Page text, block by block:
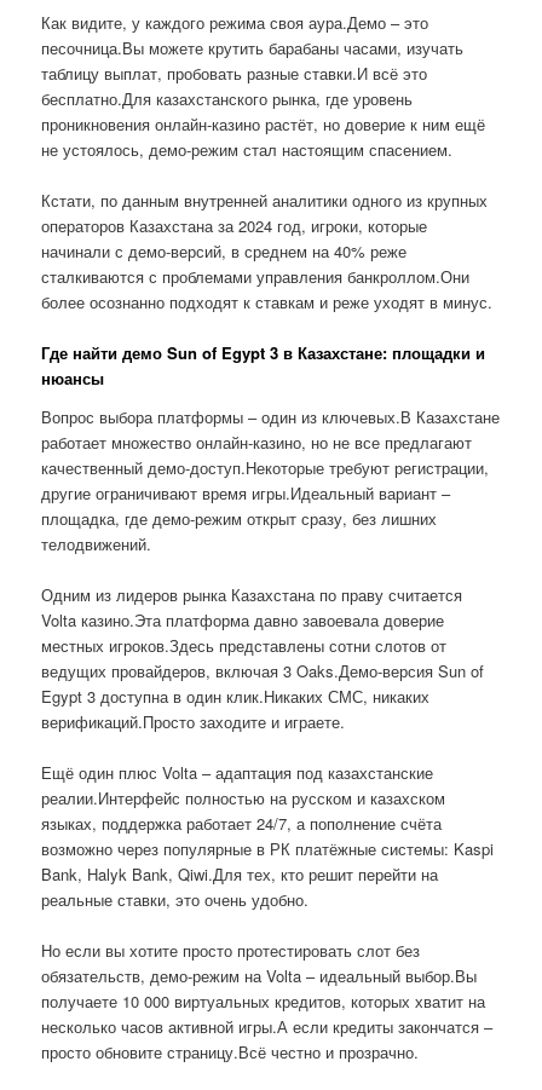
Как видите, у каждого режима своя аура.Демо – это
песочница.Вы можете крутить барабаны часами, изучать
таблицу выплат, пробовать разные ставки.И всё это
бесплатно.Для казахстанского рынка, где уровень
проникновения онлайн-казино растёт, но доверие к ним ещё
не устоялось, демо-режим стал настоящим спасением.
Кстати, по данным внутренней аналитики одного из крупных
операторов Казахстана за 2024 год, игроки, которые
начинали с демо-версий, в среднем на 40% реже
сталкиваются с проблемами управления банкроллом.Они
более осознанно подходят к ставкам и реже уходят в минус.
Где найти демо Sun of Egypt 3 в Казахстане: площадки и
нюансы
Вопрос выбора платформы – один из ключевых.В Казахстане
работает множество онлайн-казино, но не все предлагают
качественный демо-доступ.Некоторые требуют регистрации,
другие ограничивают время игры.Идеальный вариант –
площадка, где демо-режим открыт сразу, без лишних
телодвижений.
Одним из лидеров рынка Казахстана по праву считается
Volta казино.Эта платформа давно завоевала доверие
местных игроков.Здесь представлены сотни слотов от
ведущих провайдеров, включая 3 Oaks.Демо-версия Sun of
Egypt 3 доступна в один клик.Никаких СМС, никаких
верификаций.Просто заходите и играете.
Ещё один плюс Volta – адаптация под казахстанские
реалии.Интерфейс полностью на русском и казахском
языках, поддержка работает 24/7, а пополнение счёта
возможно через популярные в РК платёжные системы: Kaspi
Bank, Halyk Bank, Qiwi.Для тех, кто решит перейти на
реальные ставки, это очень удобно.
Но если вы хотите просто протестировать слот без
обязательств, демо-режим на Volta – идеальный выбор.Вы
получаете 10 000 виртуальных кредитов, которых хватит на
несколько часов активной игры.А если кредиты закончатся –
просто обновите страницу.Всё честно и прозрачно.